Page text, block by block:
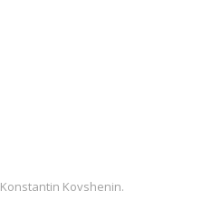
Konstantin Kovshenin.